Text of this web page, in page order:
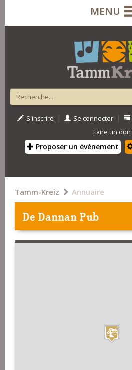
MENU
S'inscrire | Se connecter |
Faire un don
Proposer un évènement
Tamm-Kreiz Annuaire
De Dannan Pub